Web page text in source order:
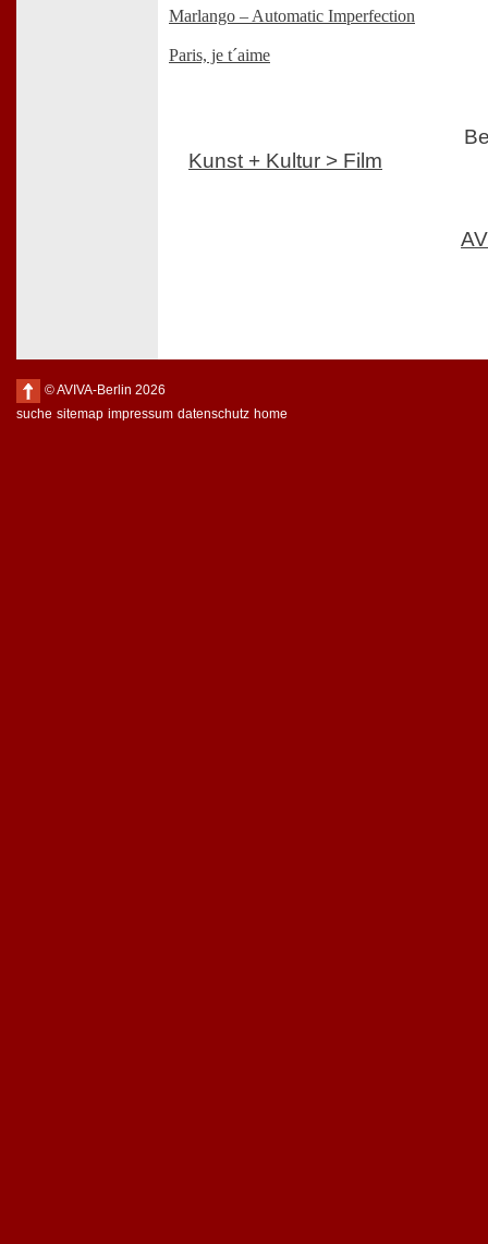
Marlango – Automatic Imperfection
Paris, je t´aime
Kunst + Kultur > Film
© AVIVA-Berlin 2026
suche sitemap impressum datenschutz home